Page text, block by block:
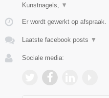
Kunstnagels,
▼
Er wordt gewerkt op afspraak.
Laatste facebook posts ▼
Sociale media: